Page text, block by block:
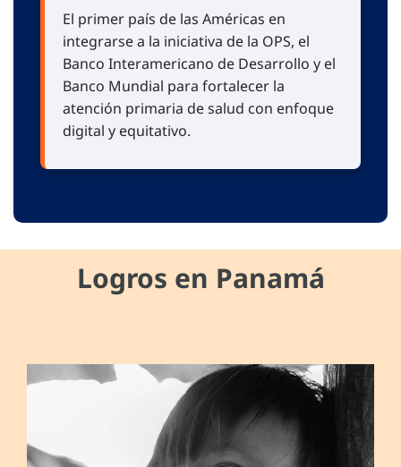
El primer país de las Américas en
integrarse a la iniciativa de la OPS, el
Banco Interamericano de Desarrollo y el
Banco Mundial para fortalecer la
atención primaria de salud con enfoque
digital y equitativo.
Logros en Panamá